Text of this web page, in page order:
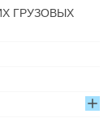
ГРУЗОВЫХ